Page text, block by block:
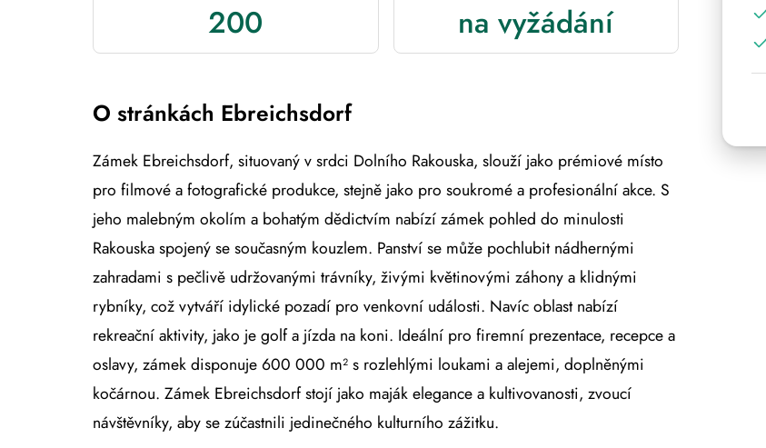
200 na vyžádání
O stránkách Ebreichsdorf
Zámek Ebreichsdorf, situovaný v srdci Dolního Rakouska, slouží jako prémiové místo
pro filmové a fotografické produkce, stejně jako pro soukromé a profesionální akce. S
jeho malebným okolím a bohatým dědictvím nabízí zámek pohled do minulosti
Rakouska spojený se současným kouzlem. Panství se může pochlubit nádhernými
zahradami s pečlivě udržovanými trávníky, živými květinovými záhony a klidnými
rybníky, což vytváří idylické pozadí pro venkovní události. Navíc oblast nabízí
rekreační aktivity, jako je golf a jízda na koni. Ideální pro firemní prezentace, recepce a
oslavy, zámek disponuje 600 000 m² s rozlehlými loukami a alejemi, doplněnými
kočárnou. Zámek Ebreichsdorf stojí jako maják elegance a kultivovanosti, zvoucí
návštěvníky, aby se zúčastnili jedinečného kulturního zážitku.